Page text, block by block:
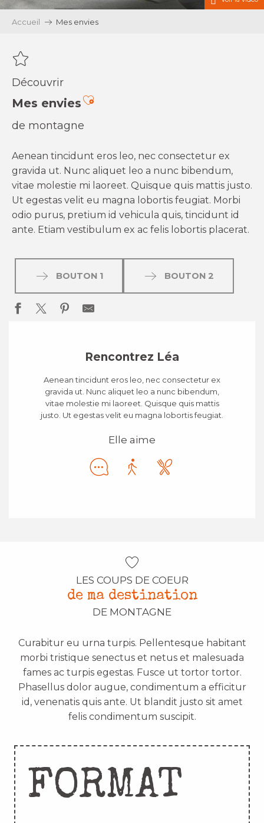
Accueil Mes envies
Découvrir
Mes enviesAjouter aux favoris
de montagne
Aenean tincidunt eros leo, nec consectetur ex
gravida ut. Nunc aliquet leo a nunc bibendum,
vitae molestie mi laoreet. Quisque quis mattis justo.
Ut egestas velit eu magna lobortis feugiat. Morbi
odio purus, pretium id vehicula quis, tincidunt id
ante. Etiam vestibulum ex ac felis lobortis placerat.
BOUTON 1 BOUTON 2
Rencontrez Léa
Aenean tincidunt eros leo, nec consectetur ex
gravida ut. Nunc aliquet leo a nunc bibendum,
vitae molestie mi laoreet. Quisque quis mattis
justo. Ut egestas velit eu magna lobortis feugiat.
Elle aime
LES COUPS DE COEUR
de ma destination
DE MONTAGNE
Curabitur eu urna turpis. Pellentesque habitant
morbi tristique senectus et netus et malesuada
fames ac turpis egestas. Fusce ut tortor tortor.
Phasellus dolor augue, condimentum a efficitur
id, venenatis quis ante. Ut blandit justo sit amet
felis condimentum suscipit.
FORMAT